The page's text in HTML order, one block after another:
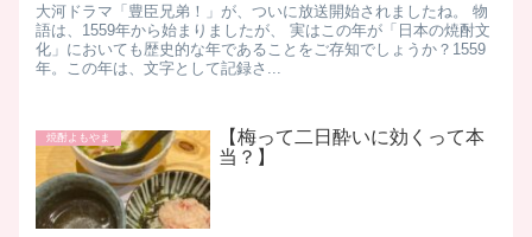
大河ドラマ「豊臣兄弟！」が、ついに放送開始されましたね。 物
語は、1559年から始まりましたが、 実はこの年が「日本の焼酎文
化」においても歴史的な年であることをご存知でしょうか？ ​1559
年。この年は、文字として記録さ...
焼酎よもやま
【梅って二日酔いに効くって本
当？】